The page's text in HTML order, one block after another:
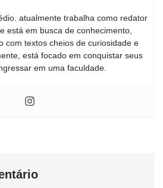
atualmente trabalha como redator
está em busca de conhecimento,
com textos cheios de curiosidade e
está focado em conquistar seus
em uma faculdade.